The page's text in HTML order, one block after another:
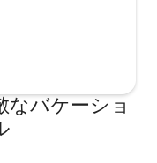
なバケーショ